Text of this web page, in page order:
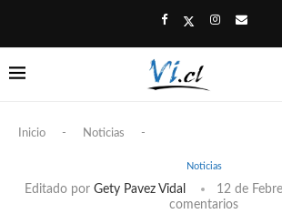
Inicio - Noticias -
Noticias
Editado por Gety Pavez Vidal 12 de
comentarios